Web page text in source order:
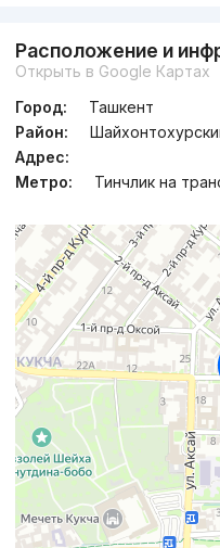
Расположение и
Открыть в Google Картах
Город:
Ташкент
Район:
Адрес:
Метро:
Тинчлик на